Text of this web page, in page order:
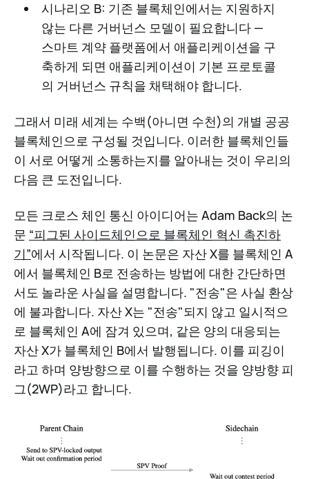
시나리오 B: 기존 블록체인에서는 지원하지
않는 다른 거버넌스 모델이 필요합니다 —
스마트 계약 플랫폼에서 애플리케이션을 구
축하게 되면 애플리케이션이 기본 프로토콜
의 거버넌스 규칙을 채택해야 합니다.
그래서 미래 세계는 수백(아니면 수천)의 개별 공공
블록체인으로 구성될 것입니다. 이러한 블록체인들
이 서로 어떻게 소통하는지를 알아내는 것이 우리의
다음 큰 도전입니다.
모든 크로스 체인 통신 아이디어는 Adam Back의 논
문 “피그된 사이드체인으로 블록체인 혁신 촉진하
기”에서 시작됩니다. 이 논문은 자산 X를 블록체인 A
에서 블록체인 B로 전송하는 방법에 대한 간단하면
서도 놀라운 사실을 설명합니다. "전송"은 사실 환상
에 불과합니다. 자산 X는 "전송"되지 않고 일시적으
로 블록체인 A에 잠겨 있으며, 같은 양의 대응되는
자산 X가 블록체인 B에서 발행됩니다. 이를 피깅이
라고 하며 양방향으로 이를 수행하는 것을 양방향 피
그(2WP)라고 합니다.